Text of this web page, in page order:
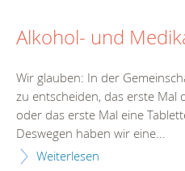
Alkohol- und
Wir glauben: In der
zu entscheiden, das erste Mal
oder das erste Mal eine
Deswegen haben wir eine...
Weiterlesen